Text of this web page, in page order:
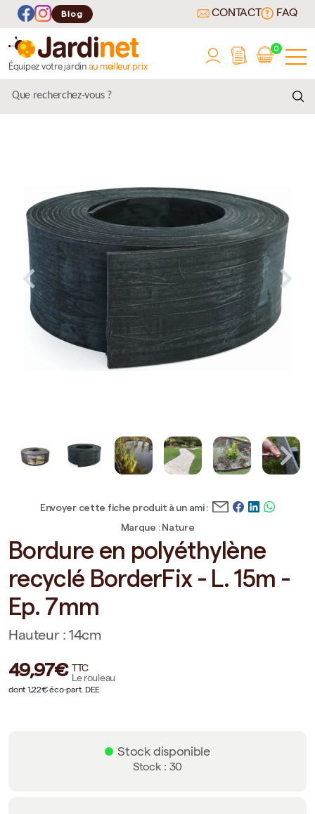
Blog CONTACT FAQ
Équipez votre jardin au meilleur prix
0
Marque : Nature
Envoyer cette fiche produit à un ami :
Bordure en polyéthylène
recyclé BorderFix - L. 15m -
Ep. 7mm
Hauteur : 14cm
49,97€ TTC
Le rouleau
dont 1,22€ éco-part. DEE
Stock disponible
Stock : 30